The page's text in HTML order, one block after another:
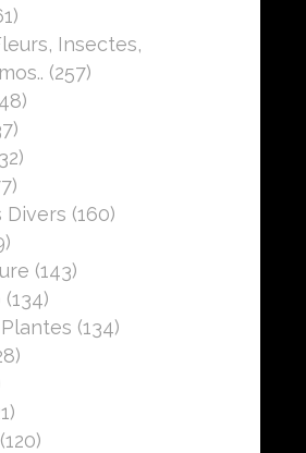
Insectes,
(257)
Divers (160)
(143)
(134)
(134)
(120)